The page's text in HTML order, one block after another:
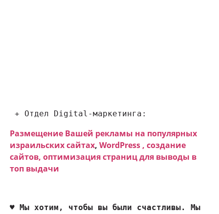
+ Отдел Digital-маркетинга:
Размещение Вашей рекламы на популярных
израильских сайтах, WordPress , создание
сайтов, оптимизация страниц для выводы в
топ выдачи
♥
Мы хотим, чтобы вы были счастливы. Мы